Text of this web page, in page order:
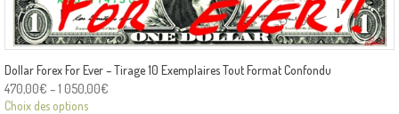
Dollar Forex For Ever – Tirage 10 Exemplaires Tout Format Confondu
470,00€ –1 050,00€
Choix des options